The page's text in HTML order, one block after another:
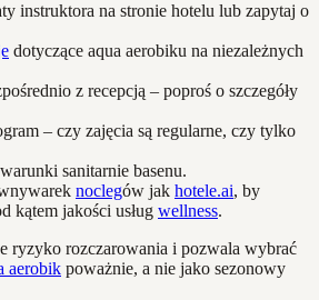
instruktora na stronie hotelu lub zapytaj o
dotyczące aqua aerobiku na niezależnych
z recepcją – poproś o szczegóły
– czy zajęcia są regularne, czy tylko
sanitarnie basenu.
noclegów jak hotele.ai, by
kątem jakości usług wellness.
ryzyko rozczarowania i pozwala wybrać
aerobik poważnie, a nie jako sezonowy